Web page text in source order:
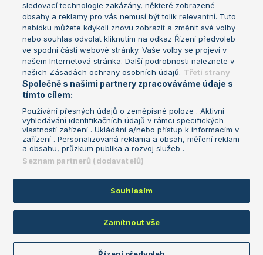
Turnaj mistryň
Aktualní trendy
Fotbalové přestupy
Livesport Daily
LS Prague Open
Podmínky užití
Nastavení soukromí
GDPR a žurnalistika
Reklama
Kontakt
Informace o zpracování osobních
údajů
Copyright © 2008-2026 TenisPortal.cz. Využíváme zpravodajství ČTK.
sledovací technologie zakázány, některé zobrazené
obsahy a reklamy pro vás nemusí být tolik relevantní. Tuto
nabídku můžete kdykoli znovu zobrazit a změnit své volby
nebo souhlas odvolat kliknutím na odkaz Řízení předvoleb
ve spodní části webové stránky. Vaše volby se projeví v
našem Internetová stránka. Další podrobnosti naleznete v
našich Zásadách ochrany osobních údajů. Třetí strany
Společně s našimi partnery zpracováváme údaje s
tímto cílem:
Používání přesných údajů o zeměpisné poloze . Aktivní
vyhledávání identifikačních údajů v rámci specifických
vlastností zařízení . Ukládání a/nebo přístup k informacím v
zařízení . Personalizovaná reklama a obsah, měření reklam
a obsahu, průzkum publika a rozvoj služeb .
Seznam partnerů (dodavatelů)
Souhlasím
Zamítnout vše